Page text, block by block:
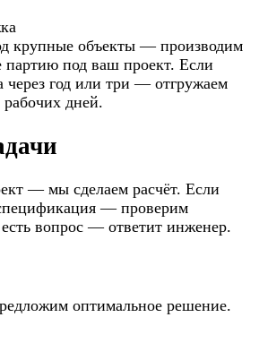
крупные объекты — производим
партию под ваш проект. Если
через год или три — отгружаем
дней.
— мы сделаем расчёт. Если
— проверим
вопрос — ответит инженер.
оптимальное решение.